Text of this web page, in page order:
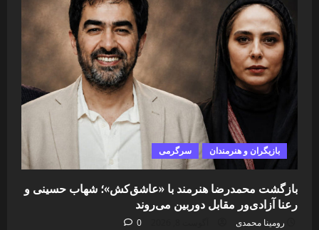
بازیگران و هنرمندان سرگرمی
بازگشت محمدرضا هنرمند با «عاشق‌کش»؛ شهاب حسینی و
رعنا آزادی‌ور مقابل دوربین می‌روند
رومینا محمدی 0